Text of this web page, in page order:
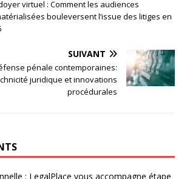
virtuel : Comment les audiences
bouleversent l’issue des litiges en
SUIVANT
pénale contemporaines:
juridique et innovations
procédurales
: LegalPlace vous accompagne étape